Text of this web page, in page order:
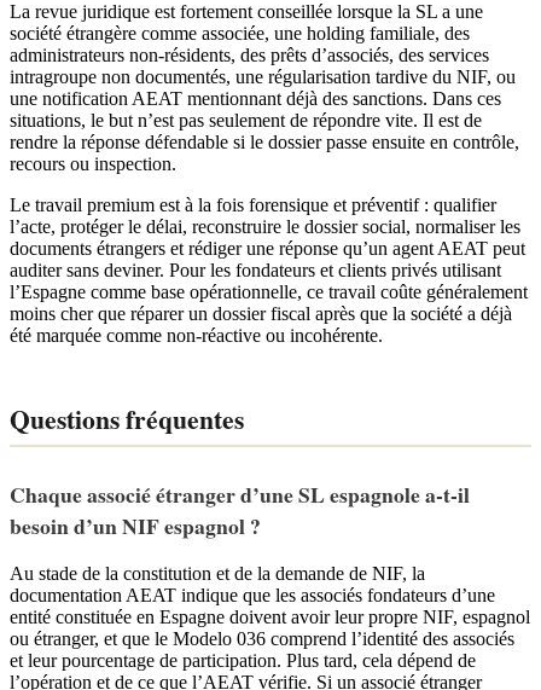
La revue juridique est fortement conseillée lorsque la SL a une
société étrangère comme associée, une holding familiale, des
administrateurs non-résidents, des prêts d’associés, des services
intragroupe non documentés, une régularisation tardive du NIF, ou
une notification AEAT mentionnant déjà des sanctions. Dans ces
situations, le but n’est pas seulement de répondre vite. Il est de
rendre la réponse défendable si le dossier passe ensuite en contrôle,
recours ou inspection.
Le travail premium est à la fois forensique et préventif : qualifier
l’acte, protéger le délai, reconstruire le dossier social, normaliser les
documents étrangers et rédiger une réponse qu’un agent AEAT peut
auditer sans deviner. Pour les fondateurs et clients privés utilisant
l’Espagne comme base opérationnelle, ce travail coûte généralement
moins cher que réparer un dossier fiscal après que la société a déjà
été marquée comme non-réactive ou incohérente.
Questions fréquentes
Chaque associé étranger d’une SL espagnole a-t-il
besoin d’un NIF espagnol ?
Au stade de la constitution et de la demande de NIF, la
documentation AEAT indique que les associés fondateurs d’une
entité constituée en Espagne doivent avoir leur propre NIF, espagnol
ou étranger, et que le Modelo 036 comprend l’identité des associés
et leur pourcentage de participation. Plus tard, cela dépend de
l’opération et de ce que l’AEAT vérifie. Si un associé étranger